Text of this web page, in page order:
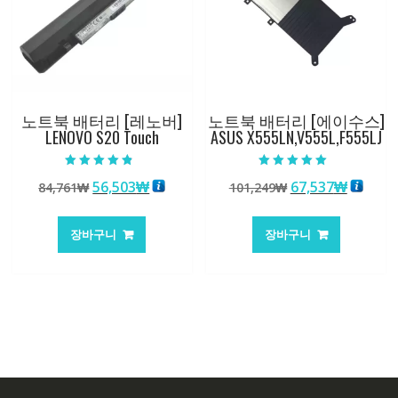
노트북 배터리 [레노버]
LENOVO S20 Touch
4.50
로 평가됨
84,761₩원
가
격:
56,503₩현
장바구니
노트북 배터리 [에이수스]
ASUS X555LN,V555L,F555LJ
5.00
로 평가됨
101,249₩ 원
가
격:
67,537₩현
장바구니